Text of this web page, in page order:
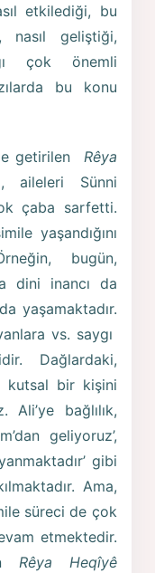
etkilediği, bu
nasıl geliştiği,
çok önemli
bu konu
getirilen Rêya
aileleri Sünni
çaba sarfetti.
yaşandığını
bugün,
dini inancı da
yaşamaktadır.
vs. saygı
Dağlardaki,
kutsal bir kişini
bağlılık,
geliyoruz’,
gibi
Ama,
süreci de çok
etmektedir.
Rêya Heqîyê